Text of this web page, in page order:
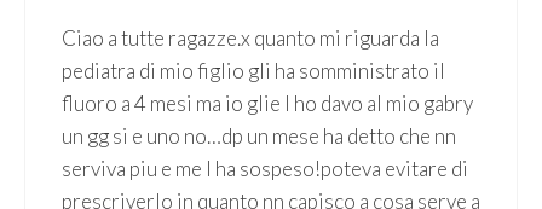
Ciao a tutte ragazze.x quanto mi riguarda la
pediatra di mio figlio gli ha somministrato il
fluoro a 4 mesi ma io glie l ho davo al mio gabry
un gg si e uno no…dp un mese ha detto che nn
serviva piu e me l ha sospeso!poteva evitare di
prescriverlo in quanto nn capisco a cosa serve a